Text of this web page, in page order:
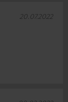
20.07.2022